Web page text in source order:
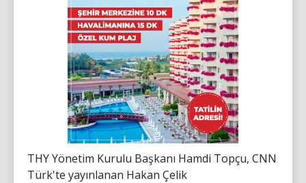
THY Yönetim Kurulu Başkanı Hamdi Topçu, CNN
Türk'te yayınlanan Hakan Çelik